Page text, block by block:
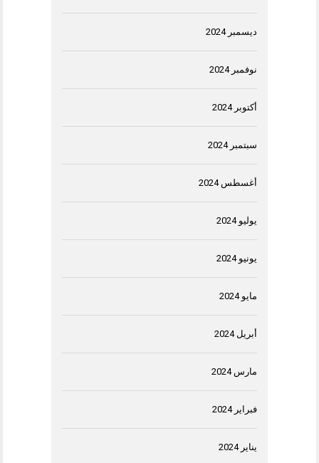
ديسمبر 2024
نوفمبر 2024
أكتوبر 2024
سبتمبر 2024
أغسطس 2024
يوليو 2024
يونيو 2024
مايو 2024
أبريل 2024
مارس 2024
فبراير 2024
يناير 2024